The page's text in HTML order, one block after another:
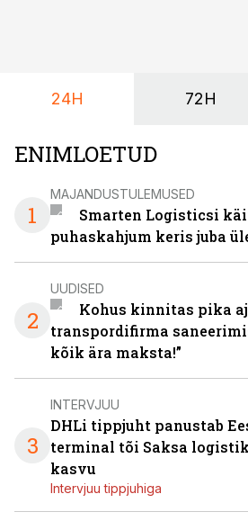
24H 72H
ENIMLOETUD
1
MAJANDUSTULEMUSED
Smarten Logisticsi
puhaskahjum keris juba
2
UUDISED
Kohus kinnitas pika
transpordifirma
kõik ära maksta!”
3
INTERVJUU
DHLi tippjuht panustab
terminal tõi Saksa
kasvu
Intervjuu tippjuhiga